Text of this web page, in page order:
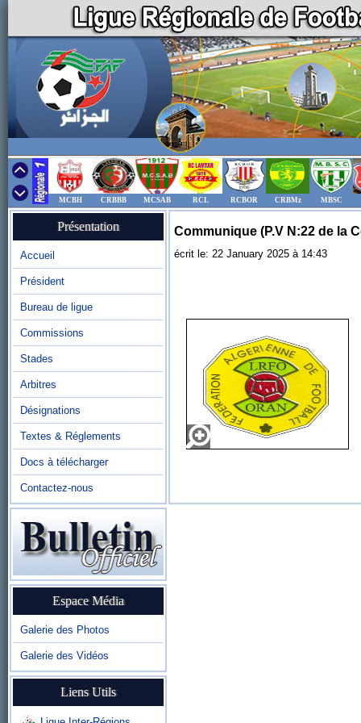
MCBH CRBBB MCSAB RCL RCBOR CRBMz MBSC
Présentation
Accueil
Président
Bureau de ligue
Commissions
Stades
Arbitres
Désignations
Textes & Réglements
Docs à télécharger
Contactez-nous
Espace Média
Galerie des Photos
Galerie des Vidéos
Liens Utils
Communique (P.V N:22 de la
écrit le: 22 January 2025 à 14:43